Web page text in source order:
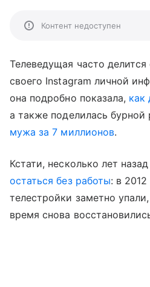
Контент недоступен
Телеведущая часто
своего Instagram личной
она подробно показала, как
а также поделилась бурной
мужа за 7 миллионов.
Кстати, несколько лет назад
остаться без работы: в 2012
телестройки заметно
время снова